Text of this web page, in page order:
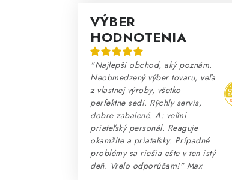
VÝBER
HODNOTENIA
"Najlepší obchod, aký poznám.
Neobmedzený výber tovaru, veľa
z vlastnej výroby, všetko
perfektne sedí. Rýchly servis,
dobre zabalené. A: veľmi
priateľský personál. Reaguje
okamžite a priateľsky. Prípadné
problémy sa riešia ešte v ten istý
deň. Vrelo odporúčam!" Max